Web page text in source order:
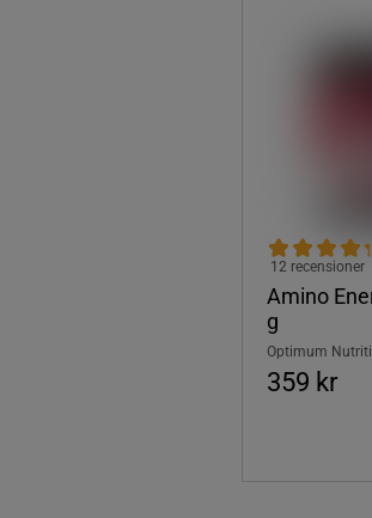
Amino
g
12 recensioner
Optimum
359 kr